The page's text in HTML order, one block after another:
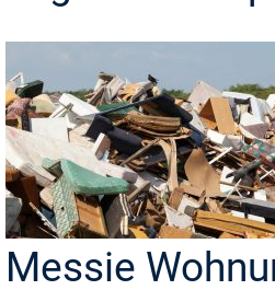
Messie